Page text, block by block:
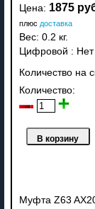
Цена: 1875
плюс доставка
Вес: 0.2 кг.
Цифровой : Нет
Количество на
Количество:
Муфта Z63